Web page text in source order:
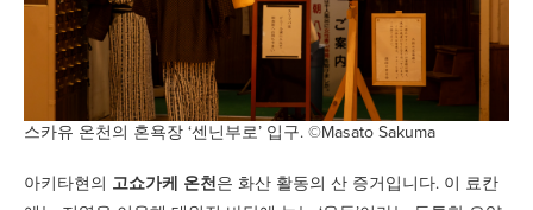
스카유 온천의 혼욕장 ‘센닌부로’ 입구. ©Masato Sakuma
아키타현의 고쇼가케 온천은 화산 활동의 산 증거입니다. 이 료칸